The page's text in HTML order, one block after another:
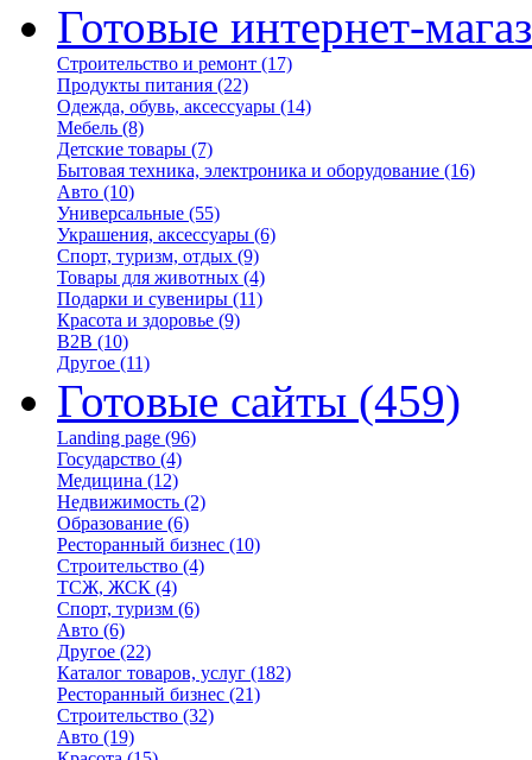
Готовые интернет-
Строительство и ремонт (17)
Продукты питания (22)
Одежда, обувь, аксессуары (14)
Мебель (8)
Детские товары (7)
Бытовая техника, электроника и оборудование (16)
Авто (10)
Универсальные (55)
Украшения, аксессуары (6)
Спорт, туризм, отдых (9)
Товары для животных (4)
Подарки и сувениры (11)
Красота и здоровье (9)
B2B (10)
Другое (11)
Готовые сайты (459)
Landing page (96)
Государство (4)
Медицина (12)
Недвижимость (2)
Образование (6)
Ресторанный бизнес (10)
Строительство (4)
ТСЖ, ЖСК (4)
Спорт, туризм (6)
Авто (6)
Другое (22)
Каталог товаров, услуг (182)
Ресторанный бизнес (21)
Строительство (32)
Авто (19)